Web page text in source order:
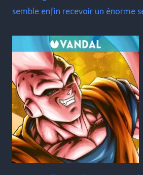
semble enfin recevoir un énorme